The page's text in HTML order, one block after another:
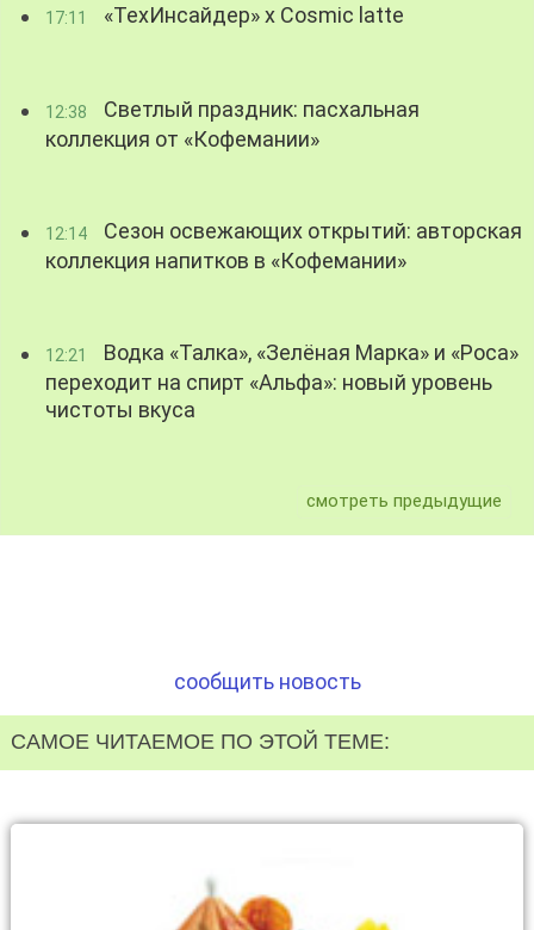
17:11 «ТехИнсайдер» х Cosmic latte
12:38
Светлый праздник: пасхальная
коллекция от «Кофемании»
12:14
Сезон освежающих открытий: авторская
коллекция напитков в «Кофемании»
12:21
Водка «Талка», «Зелёная Марка» и «Роса»
переходит на спирт «Альфа»: новый уровень
чистоты вкуса
смотреть предыдущие
сообщить новость
САМОЕ ЧИТАЕМОЕ ПО ЭТОЙ ТЕМЕ: